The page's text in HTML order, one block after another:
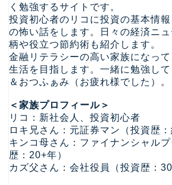
く勉強するサイトです。
投資初心者のリコに投資の基本情
の怖い話をします。日々の経済ニ
柄や役立つ節約術も紹介します。
金融リテラシーの高い家族になっ
生活を目指します。一緒に勉強し
＆おつふぁみ（お疲れ様でした）。
＜家族プロフィール＞
リコ：新社会人、投資初心者
ロキ兄さん：元証券マン（投資歴：
キンコ母さん：ファイナンシャル
歴：20+年）
カズ父さん：会社役員（投資歴：